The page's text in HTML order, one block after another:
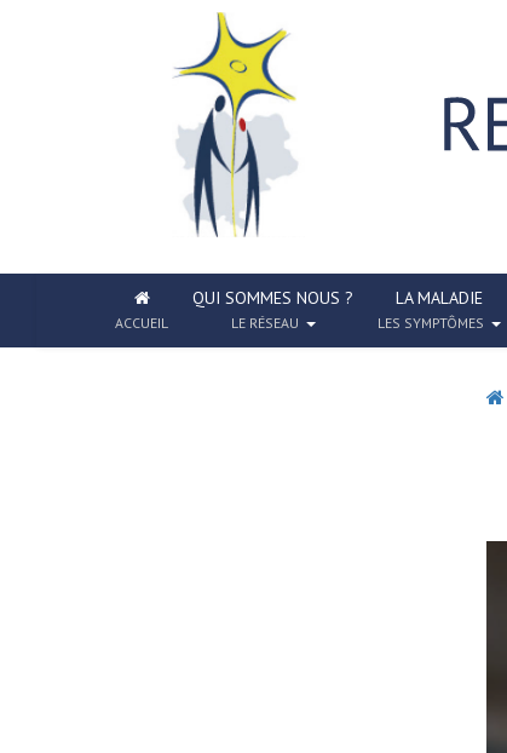
ACCUEIL
QUI SOMMES NOUS ?
LE RÉSEAU
LA MALADIE
LES SYMPTÔMES